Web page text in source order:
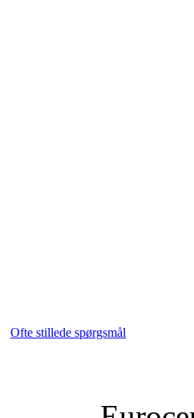
Ofte stillede spørgsmål